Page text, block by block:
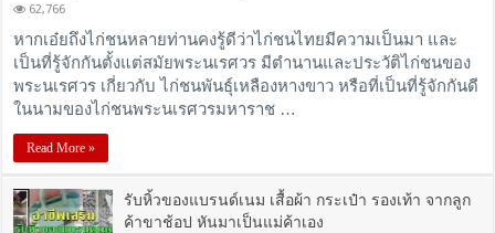
62,766
หากเอ๋ยถึงไก่ชนหลายท่านคงรู้ดีว่าไก่ชนไทยมีความเป็นมา และ
เป็นที่รู้จักกันตั้งแต่สมัยพระนเรศวร มีตำนานและประวัติไก่ชนของ
พระนเรศวร เกี่ยวกับ ไก่ชนพันธุ์เหลืองหางขาว หรือที่เป็นที่รู้จักกันดี
ในนามของไก่ชนพระนเรศวรมหาราช …
Read More »
รับหิ้วของแบรนด์เนม เสื้อผ้า กระเป๋า รองเท้า จากลูก
ค้าขาช้อป หันมาเป็นแม่ค้าเอง